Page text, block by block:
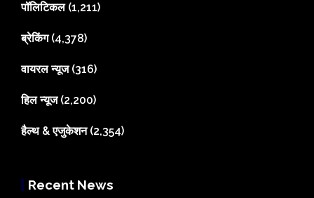
पॉलिटिकल(1,211)
ब्रेकिंग(4,378)
वायरल न्यूज(316)
हिल न्यूज(2,200)
हैल्थ & एजुकेशन(2,354)
Recent News